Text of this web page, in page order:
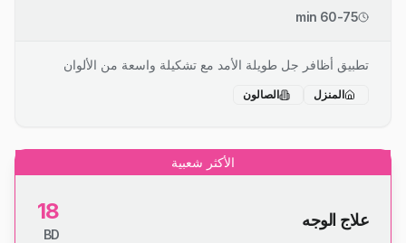
60-75 min
تطبيق أظافر جل طويلة الأمد مع تشكيلة واسعة من الألوان
المنزل الصالون
الأكثر شعبية
علاج الوجه 18
BD